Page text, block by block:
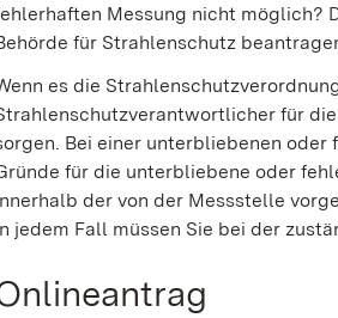
Messung nicht möglich?
für Strahlenschutz
es die
für
Bei einer unterbliebenen
für die unterbliebene oder
der von der Messstelle
jedem Fall müssen Sie bei der